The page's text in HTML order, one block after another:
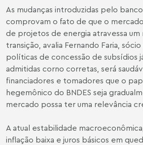
As mudanças introduzidas pelo
comprovam o fato de que o
de projetos de energia atravessa
transição, avalia Fernando Faria,
políticas de concessão de subsídios
admitidas corno corretas, será
financiadores e tomadores que o
hegemônico do BNDES seja
mercado possa ter uma relevância
A atual estabilidade
inflação baixa e juros básicos em